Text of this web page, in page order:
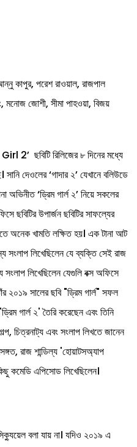
কাপুর, পরেশ রাওয়াল, রাজপাল
মনোজ জোশী, সীমা পাহওয়া, বিজয়
2’ ছবিটি রিলিজের ৮ দিনের মধ্যে
দেওলের ‘গাদার ২’ যেখানে বলিউডে
অভিনীত ‘ড্রিম গার্ল ২’ নিয়ে সকলের
ছবিটির উপার্জন ছবিটির সাফল্যের
অনেক খামতি লক্ষিত হয়। এক টানা আট
সংলাপ লিখেছিলেন যে ব্যক্তি সেই রাজ
সংলাপ লিখেছিলেন যেগুলি বক্স অফিসে
২০১৯ সালের ছবি "ড্রিম গার্ল" সফল
গার্ল ২' তৈরি করেছেন এবং তিনি
চিত্রনাট্য এবং সংলাপ লিখতে জানেন
রাজ শান্ডিল্য 'হোয়াটসঅ্যাপ
কমেডি এপিসোড লিখেছিলেন।
বলা যায় না। যদিও ২০১৯ এ